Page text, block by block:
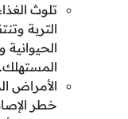
تلوث
التربة
المستهلك.
الأمراض
خطر